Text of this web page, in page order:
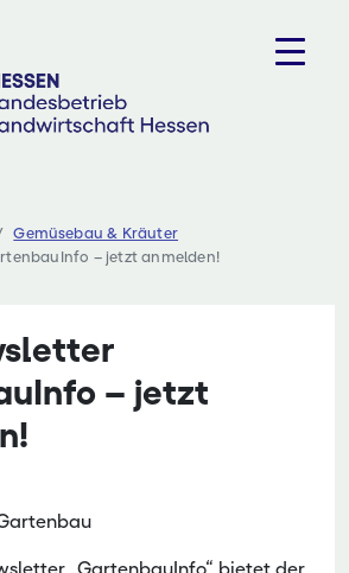
Gemüsebau & Kräuter
– jetzt anmelden!
– jetzt